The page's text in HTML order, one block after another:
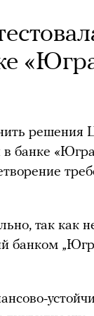
решения
банке
так как
банком